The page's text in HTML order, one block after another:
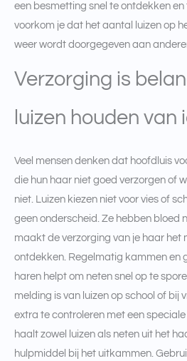
een besmetting snel te ontdekken en
voorkom je dat het aantal luizen op
weer wordt doorgegeven aan
Verzorging is
luizen houden van
Veel mensen denken dat hoofdluis
die hun haar niet goed verzorgen of
niet. Luizen kiezen niet voor vies of
geen onderscheid. Ze hebben bloed
maakt de verzorging van je haar het
ontdekken. Regelmatig kammen en
haren helpt om neten snel op te
melding is van luizen op school of bij
extra te controleren met een speciale
haalt zowel luizen als neten uit het
hulpmiddel bij het uitkammen.